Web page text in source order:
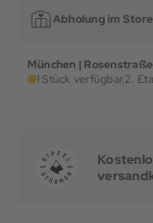
Abholung im
München |
1 Stück verfügbar,2.